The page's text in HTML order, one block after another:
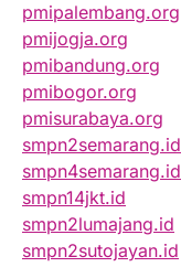
pmipalembang.org
pmijogja.org
pmibandung.org
pmibogor.org
pmisurabaya.org
smpn2semarang.id
smpn4semarang.id
smpn14jkt.id
smpn2lumajang.id
smpn2sutojayan.id